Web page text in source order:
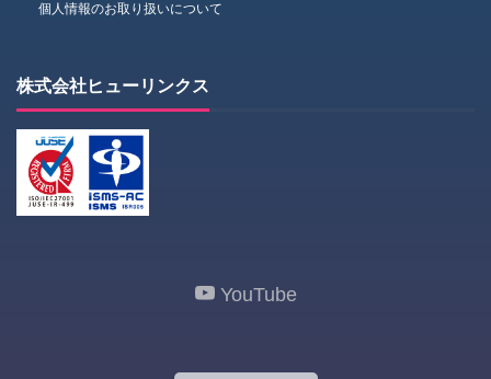
個人情報のお取り扱いについて
株式会社ヒューリンクス
YouTube